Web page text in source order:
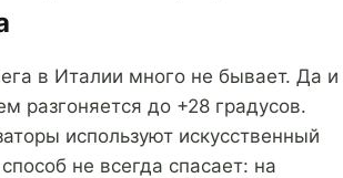
в Италии много не бывает. Да и
разгоняется до +28 градусов.
используют искусственный
не всегда спасает: на